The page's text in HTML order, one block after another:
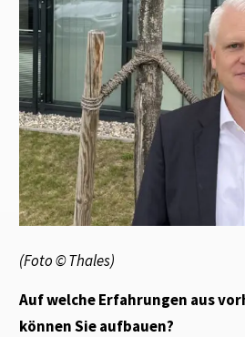
(Foto © Thales)
Auf welche Erfahrungen aus
können Sie aufbauen?